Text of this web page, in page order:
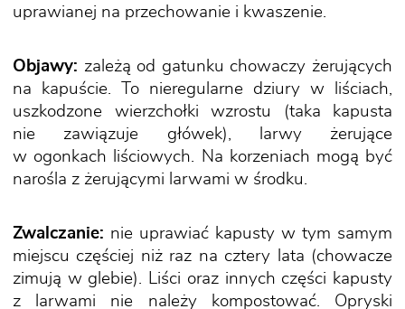
uprawianej na przechowanie i kwaszenie.
Objawy: zależą od gatunku chowaczy żerujących
na kapuście. To nieregularne dziury w liściach,
uszkodzone wierzchołki wzrostu (taka kapusta
nie zawiązuje główek), larwy żerujące
w ogonkach liściowych. Na korzeniach mogą być
narośla z żerującymi larwami w środku.
Zwalczanie: nie uprawiać kapusty w tym samym
miejscu częściej niż raz na cztery lata (chowacze
zimują w glebie). Liści oraz innych części kapusty
z larwami nie należy kompostować. Opryski